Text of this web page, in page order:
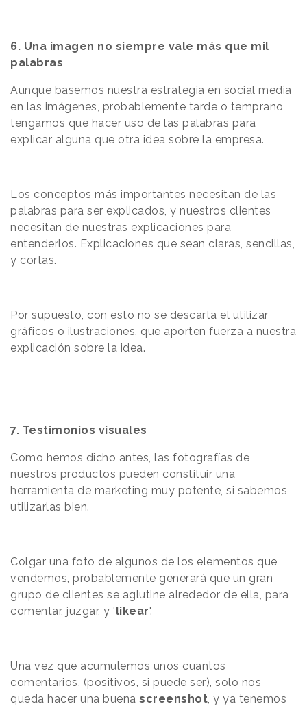
6. Una imagen no siempre vale más que mil
palabras
Aunque basemos nuestra estrategia en social media
en las imágenes, probablemente tarde o temprano
tengamos que hacer uso de las palabras para
explicar alguna que otra idea sobre la empresa.
Los conceptos más importantes necesitan de las
palabras para ser explicados, y nuestros clientes
necesitan de nuestras explicaciones para
entenderlos. Explicaciones que sean claras, sencillas,
y cortas.
Por supuesto, con esto no se descarta el utilizar
gráficos o ilustraciones, que aporten fuerza a nuestra
explicación sobre la idea.
7. Testimonios visuales
Como hemos dicho antes, las fotografías de
nuestros productos pueden constituir una
herramienta de marketing muy potente, si sabemos
utilizarlas bien.
Colgar una foto de algunos de los elementos que
vendemos, probablemente generará que un gran
grupo de clientes se aglutine alrededor de ella, para
comentar, juzgar, y 'likear'.
Una vez que acumulemos unos cuantos
comentarios, (positivos, si puede ser), solo nos
queda hacer una buena screenshot , y ya tenemos